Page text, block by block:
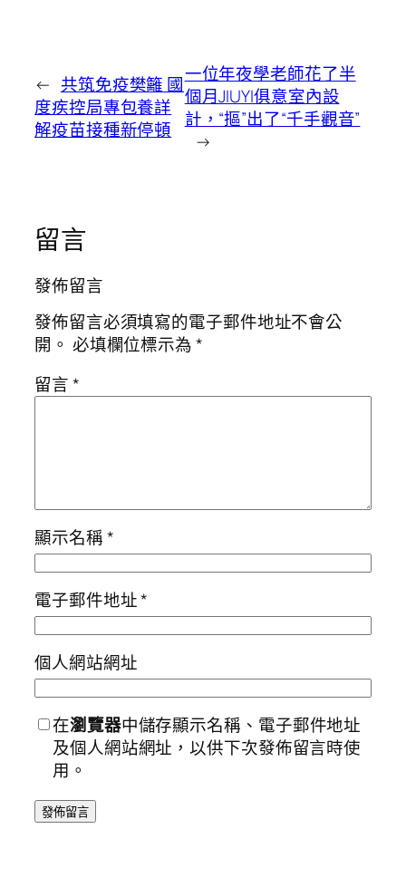
← 共筑免疫樊籬 國
度疾控局專包養詳
解疫苗接種新停頓
一位年夜學老師花了半
個月JIUYI俱意室內設
計，“摳”出了“千手觀音”
→
留言
發佈留言
發佈留言必須填寫的電子郵件地址不會公
開。 必填欄位標示為*
留言*
顯示名稱*
電子郵件地址*
個人網站網址
在瀏覽器中儲存顯示名稱、電子郵件地址
及個人網站網址，以供下次發佈留言時使
用。